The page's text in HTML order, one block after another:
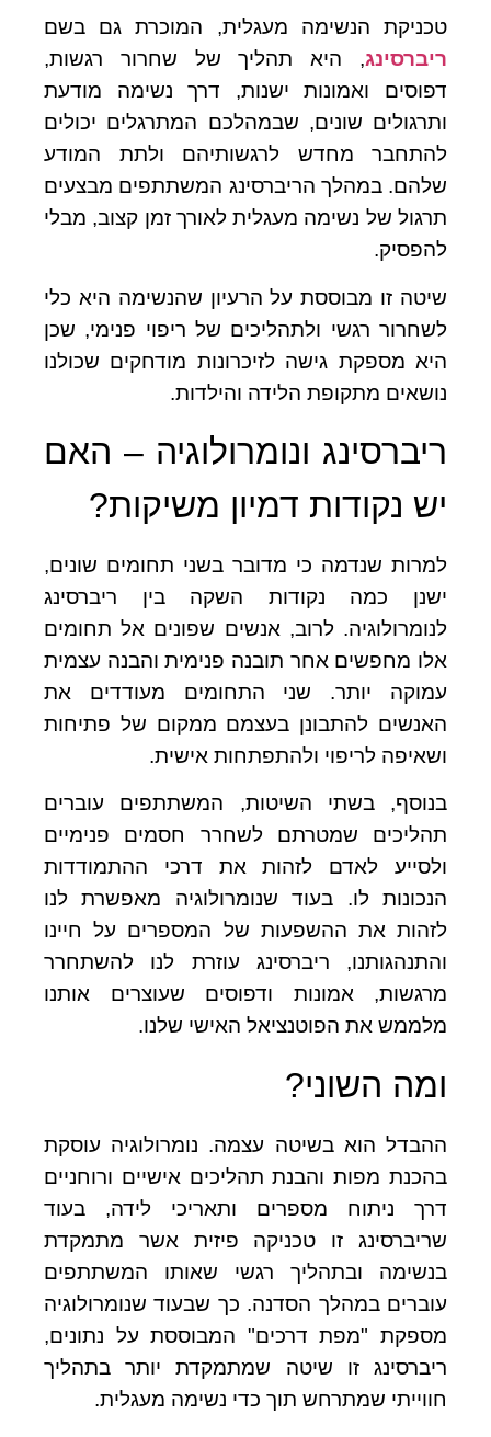
טכניקת הנשימה מעגלית, המוכרת גם בשם
ריברסינג, היא תהליך של שחרור רגשות,
דפוסים ואמונות ישנות, דרך נשימה מודעת
ותרגולים שונים, שבמהלכם המתרגלים יכולים
להתחבר מחדש לרגשותיהם ולתת המודע
שלהם. במהלך הריברסינג המשתתפים מבצעים
תרגול של נשימה מעגלית לאורך זמן קצוב, מבלי
להפסיק.
שיטה זו מבוססת על הרעיון שהנשימה היא כלי
לשחרור רגשי ולתהליכים של ריפוי פנימי, שכן
היא מספקת גישה לזיכרונות מודחקים שכולנו
נושאים מתקופת הלידה והילדות.
ריברסינג ונומרולוגיה – האם
יש נקודות דמיון משיקות?
למרות שנדמה כי מדובר בשני תחומים שונים,
ישנן כמה נקודות השקה בין ריברסינג
לנומרולוגיה. לרוב, אנשים שפונים אל תחומים
אלו מחפשים אחר תובנה פנימית והבנה עצמית
עמוקה יותר. שני התחומים מעודדים את
האנשים להתבונן בעצמם ממקום של פתיחות
ושאיפה לריפוי ולהתפתחות אישית.
בנוסף, בשתי השיטות, המשתתפים עוברים
תהליכים שמטרתם לשחרר חסמים פנימיים
ולסייע לאדם לזהות את דרכי ההתמודדות
הנכונות לו. בעוד שנומרולוגיה מאפשרת לנו
לזהות את ההשפעות של המספרים על חיינו
והתנהגותנו, ריברסינג עוזרת לנו להשתחרר
מרגשות, אמונות ודפוסים שעוצרים אותנו
מלממש את הפוטנציאל האישי שלנו.
ומה השוני?
ההבדל הוא בשיטה עצמה. נומרולוגיה עוסקת
בהכנת מפות והבנת תהליכים אישיים ורוחניים
דרך ניתוח מספרים ותאריכי לידה, בעוד
שריברסינג זו טכניקה פיזית אשר מתמקדת
בנשימה ובתהליך רגשי שאותו המשתתפים
עוברים במהלך הסדנה. כך שבעוד שנומרולוגיה
מספקת "מפת דרכים" המבוססת על נתונים,
ריברסינג זו שיטה שמתמקדת יותר בתהליך
חווייתי שמתרחש תוך כדי נשימה מעגלית.